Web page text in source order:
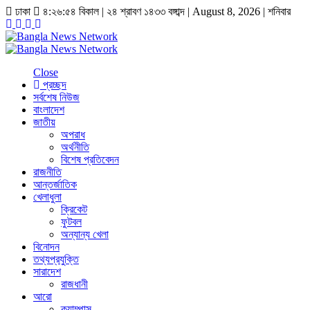
ঢাকা ৪:২৬:৫৫ বিকাল| ২৪ শ্রাবণ ১৪৩৩ বঙ্গাব্দ | August 8, 2026 | শনিবার
Close
প্রচ্ছদ
সর্বশেষ নিউজ
বাংলাদেশ
জাতীয়
অপরাধ
অর্থনীতি
বিশেষ প্রতিবেদন
রাজনীতি
আন্তর্জাতিক
খেলাধুলা
ক্রিকেট
ফুটবল
অন্যান্য খেলা
বিনোদন
তথ্যপ্রযুক্তি
সারাদেশ
রাজধানী
আরো